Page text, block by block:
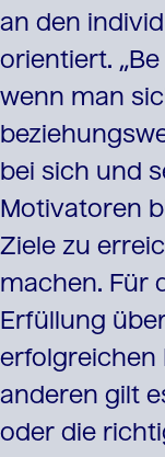
an den
orientiert.
wenn man
bei sich und
Motivatoren
Ziele zu
machen. Für
Erfüllung
erfolgreichen
anderen gilt
oder die